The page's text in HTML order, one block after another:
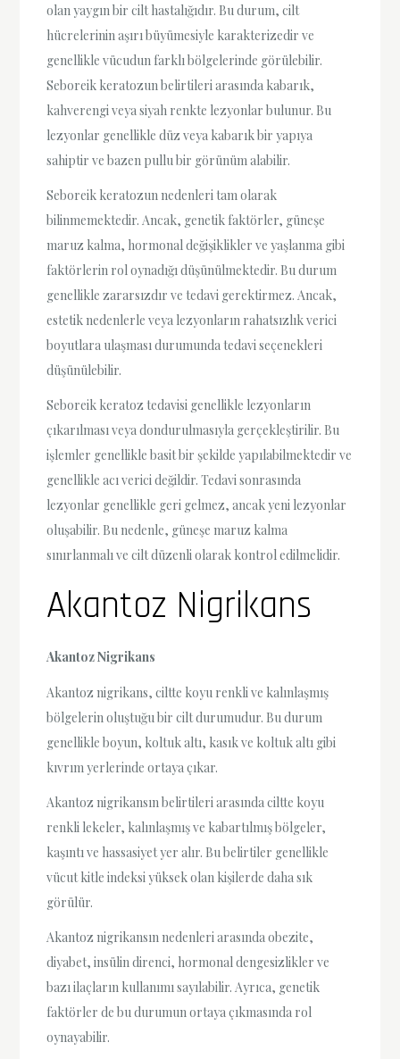
olan yaygın bir cilt hastalığıdır. Bu durum, cilt
hücrelerinin aşırı büyümesiyle karakterizedir ve
genellikle vücudun farklı bölgelerinde görülebilir.
Seboreik keratozun belirtileri arasında kabarık,
kahverengi veya siyah renkte lezyonlar bulunur. Bu
lezyonlar genellikle düz veya kabarık bir yapıya
sahiptir ve bazen pullu bir görünüm alabilir.
Seboreik keratozun nedenleri tam olarak
bilinmemektedir. Ancak, genetik faktörler, güneşe
maruz kalma, hormonal değişiklikler ve yaşlanma gibi
faktörlerin rol oynadığı düşünülmektedir. Bu durum
genellikle zararsızdır ve tedavi gerektirmez. Ancak,
estetik nedenlerle veya lezyonların rahatsızlık verici
boyutlara ulaşması durumunda tedavi seçenekleri
düşünülebilir.
Seboreik keratoz tedavisi genellikle lezyonların
çıkarılması veya dondurulmasıyla gerçekleştirilir. Bu
işlemler genellikle basit bir şekilde yapılabilmektedir ve
genellikle acı verici değildir. Tedavi sonrasında
lezyonlar genellikle geri gelmez, ancak yeni lezyonlar
oluşabilir. Bu nedenle, güneşe maruz kalma
sınırlanmalı ve cilt düzenli olarak kontrol edilmelidir.
Akantoz Nigrikans
Akantoz Nigrikans
Akantoz nigrikans, ciltte koyu renkli ve kalınlaşmış
bölgelerin oluştuğu bir cilt durumudur. Bu durum
genellikle boyun, koltuk altı, kasık ve koltuk altı gibi
kıvrım yerlerinde ortaya çıkar.
Akantoz nigrikansın belirtileri arasında ciltte koyu
renkli lekeler, kalınlaşmış ve kabartılmış bölgeler,
kaşıntı ve hassasiyet yer alır. Bu belirtiler genellikle
vücut kitle indeksi yüksek olan kişilerde daha sık
görülür.
Akantoz nigrikansın nedenleri arasında obezite,
diyabet, insülin direnci, hormonal dengesizlikler ve
bazı ilaçların kullanımı sayılabilir. Ayrıca, genetik
faktörler de bu durumun ortaya çıkmasında rol
oynayabilir.